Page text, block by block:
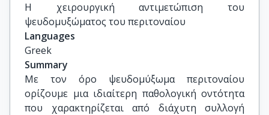
Η χειρουργική αντιμετώπιση του
ψευδομυξώματος του περιτοναίου
Languages
Greek
Summary
Με τον όρο ψευδομύξωμα περιτοναίου
ορίζουμε μια ιδιαίτερη παθολογική οντότητα
που χαρακτηρίζεται από διάχυτη συλλογή